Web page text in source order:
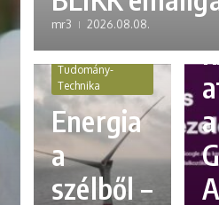
mr3 2026.08.08.
Szilánkok
Tudomány-
Technika
Energia
a
szélből –
a